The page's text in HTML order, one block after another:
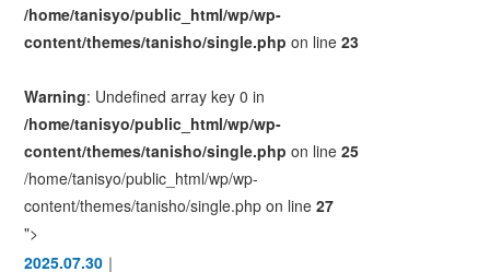
/home/tanisyo/public_html/wp/wp-
content/themes/tanisho/single.php on line23
Warning: Undefined array key 0 in
/home/tanisyo/public_html/wp/wp-
content/themes/tanisho/single.php on line25
/home/tanisyo/public_html/wp/wp-
content/themes/tanisho/single.php on line27
">
2025.07.30 ｜